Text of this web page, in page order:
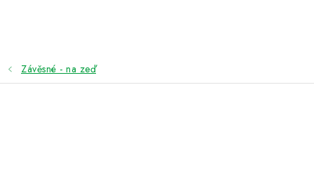
Závěsné - na zeď